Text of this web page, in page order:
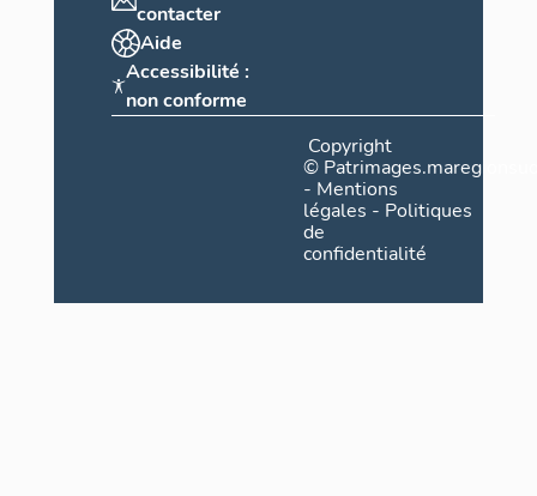
contacter
Aide
Accessibilité :
non conforme
Copyright
©
- Mentions
légales - Politiques
de
confidentialité